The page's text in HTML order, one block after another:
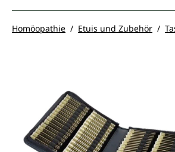
Homöopathie Etuis und Zubehör